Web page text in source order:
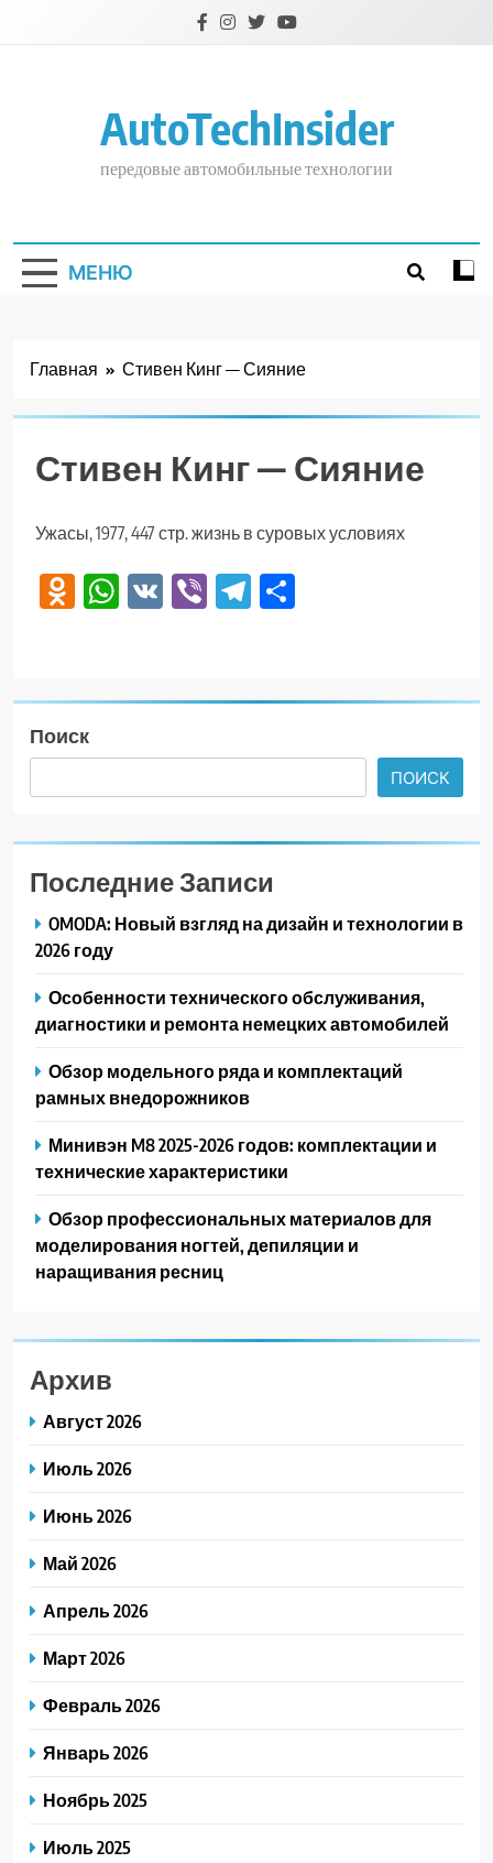
AutoTechInsider
передовые автомобильные технологии
МЕНЮ
Главная Стивен Кинг — Сияние
Стивен Кинг — Сияние
Ужасы, 1977, 447 стр. жизнь в суровых условиях
Odnoklassniki
WhatsApp
VK ViberTelegram
Поиск
ПОИСК
Последние Записи
OMODA: Новый взгляд на дизайн и технологии в
2026 году
Особенности технического обслуживания,
диагностики и ремонта немецких автомобилей
Обзор модельного ряда и комплектаций
рамных внедорожников
Минивэн M8 2025-2026 годов: комплектации и
технические характеристики
Обзор профессиональных материалов для
моделирования ногтей, депиляции и
наращивания ресниц
Архив
Август 2026
Июль 2026
Июнь 2026
Май 2026
Апрель 2026
Март 2026
Февраль 2026
Январь 2026
Ноябрь 2025
Июль 2025